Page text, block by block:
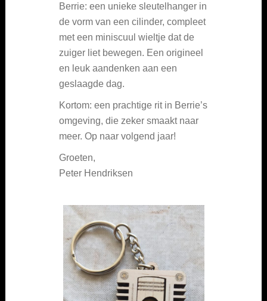
Berrie: een unieke sleutelhanger in
de vorm van een cilinder, compleet
met een miniscuul wieltje dat de
zuiger liet bewegen. Een origineel
en leuk aandenken aan een
geslaagde dag.
Kortom: een prachtige rit in Berrie’s
omgeving, die zeker smaakt naar
meer. Op naar volgend jaar!
Groeten,
Peter Hendriksen